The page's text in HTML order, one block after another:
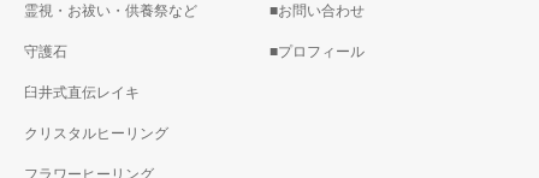
霊視・お祓い・供養祭など
守護石
臼井式直伝レイキ
クリスタルヒーリング
フラワーヒーリング
■お問い合わせ
■プロフィール